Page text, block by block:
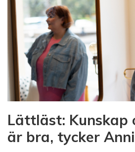
Lättläst: Kunskap
är bra, tycker